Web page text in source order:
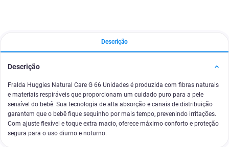
Descrição
Descrição
Fralda Huggies Natural Care G 66 Unidades é produzida com fibras naturais
e materiais respiráveis que proporcionam um cuidado puro para a pele
sensível do bebê. Sua tecnologia de alta absorção e canais de distribuição
garantem que o bebê fique sequinho por mais tempo, prevenindo irritações.
Com ajuste flexível e toque extra macio, oferece máximo conforto e proteção
segura para o uso diurno e noturno.